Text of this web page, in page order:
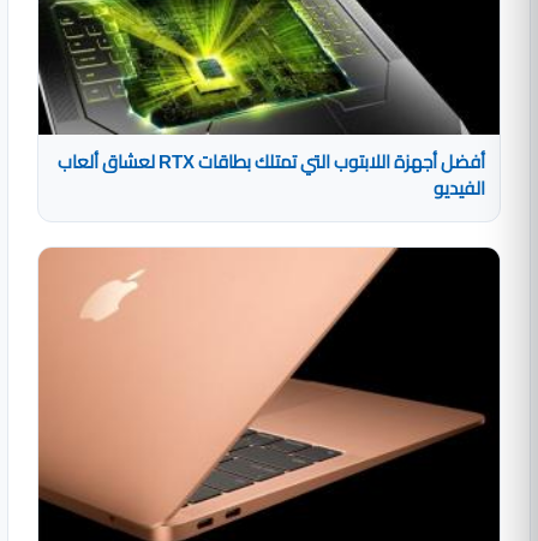
أفضل أجهزة اللابتوب التي تمتلك بطاقات RTX لعشاق ألعاب
الفيديو